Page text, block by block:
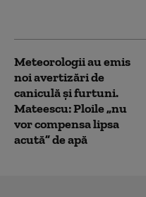
Meteorologii au emis
noi avertizări de
caniculă și furtuni.
Mateescu: Ploile „nu
vor compensa lipsa
acută” de apă